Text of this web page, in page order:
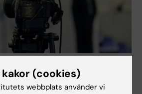
KI-relaterade bilder,
(cookies)
webbplats använder vi